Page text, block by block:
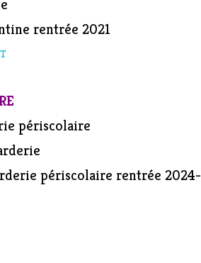
rentrée 2021
périscolaire
périscolaire rentrée